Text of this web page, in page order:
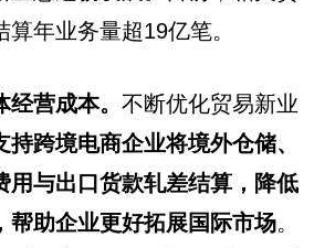
年业务量超19亿笔。
营成本。 不断优化贸易新业
持跨境电商企业将境外仓储、
用与出口货款轧差结算，降低
帮助企业更好拓展国际市场。